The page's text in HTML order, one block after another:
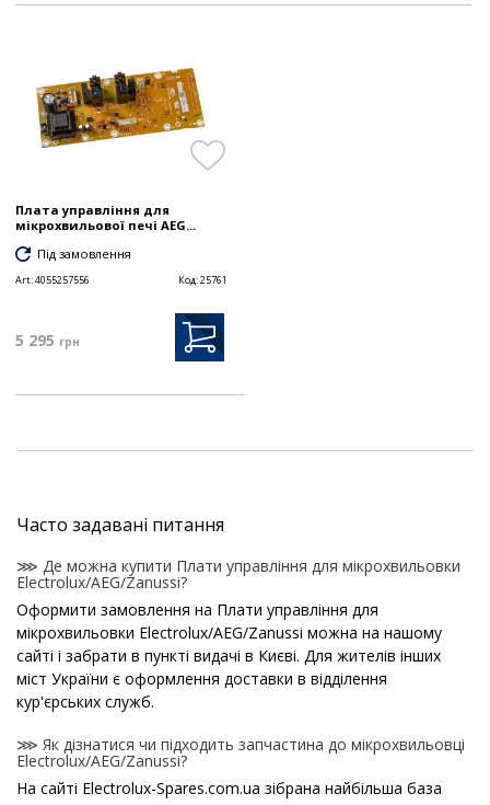
Плата управління для
мікрохвильової печі AEG...
Під замовлення
Art:4055257556 Код:25761
5 295 грн
Часто задавані питання
⋙ Де можна купити Плати управління для мікрохвильовки
Electrolux/AEG/Zanussi?
Оформити замовлення на Плати управління для
мікрохвильовки Electrolux/AEG/Zanussi можна на нашому
сайті і забрати в пункті видачі в Києві. Для жителів інших
міст України є оформлення доставки в відділення
кур'єрських служб.
⋙ Як дізнатися чи підходить запчастина до мікрохвильовці
Electrolux/AEG/Zanussi?
На сайті Electrolux-Spares.com.ua зібрана найбільша база